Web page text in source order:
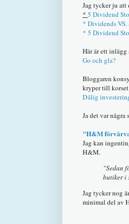
Jag tycker ju att
* 5 Dividend
* Dividends VS.
* 5 Dividend
Här är ett
Go och gla?
Bloggaren
kryper till korset
Dålig
Ja det var
"H&M
Jag kan
H&M.
"Sedan
butiker i
Jag tycker nog
minimal del av